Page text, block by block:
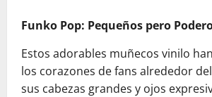
Funko Pop: Pequeños pero
Estos adorables muñecos vinilo
los corazones de fans alrededor
sus cabezas grandes y ojos